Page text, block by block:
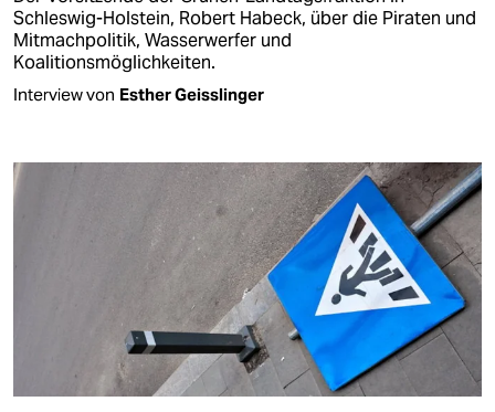
Schleswig-Holstein, Robert Habeck, über die Piraten und
Mitmachpolitik, Wasserwerfer und
Koalitionsmöglichkeiten.
Interview von Esther Geisslinger